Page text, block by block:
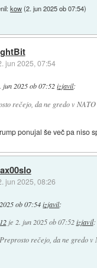
kow(2. jun 2025 ob 07:54)
jun 2025, 07:54
jun 2025 ob 07:52 izjavil:
rečejo, da ne gredo v
ponujal še več pa niso
jun 2025, 08:26
ob 07:54 izjavil:
je 2. jun 2025 ob 07:52 izjavil:
Preprosto rečejo, da ne gredo v